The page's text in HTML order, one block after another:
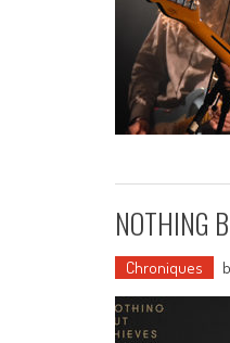
NOTHING
Chroniques